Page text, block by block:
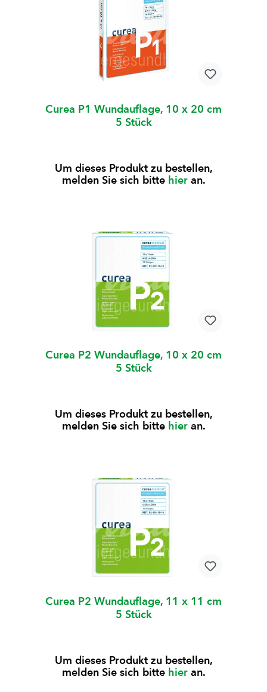
Curea P1 Wundauflage, 10 x 20 cm
5 Stück
Um dieses Produkt zu bestellen,
melden Sie sich bitte hieran.
Curea P2 Wundauflage, 10 x 20 cm
5 Stück
Um dieses Produkt zu bestellen,
melden Sie sich bitte hieran.
Curea P2 Wundauflage, 11 x 11 cm
5 Stück
Um dieses Produkt zu bestellen,
melden Sie sich bitte hieran.